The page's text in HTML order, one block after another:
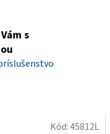
s
Kód:45812L